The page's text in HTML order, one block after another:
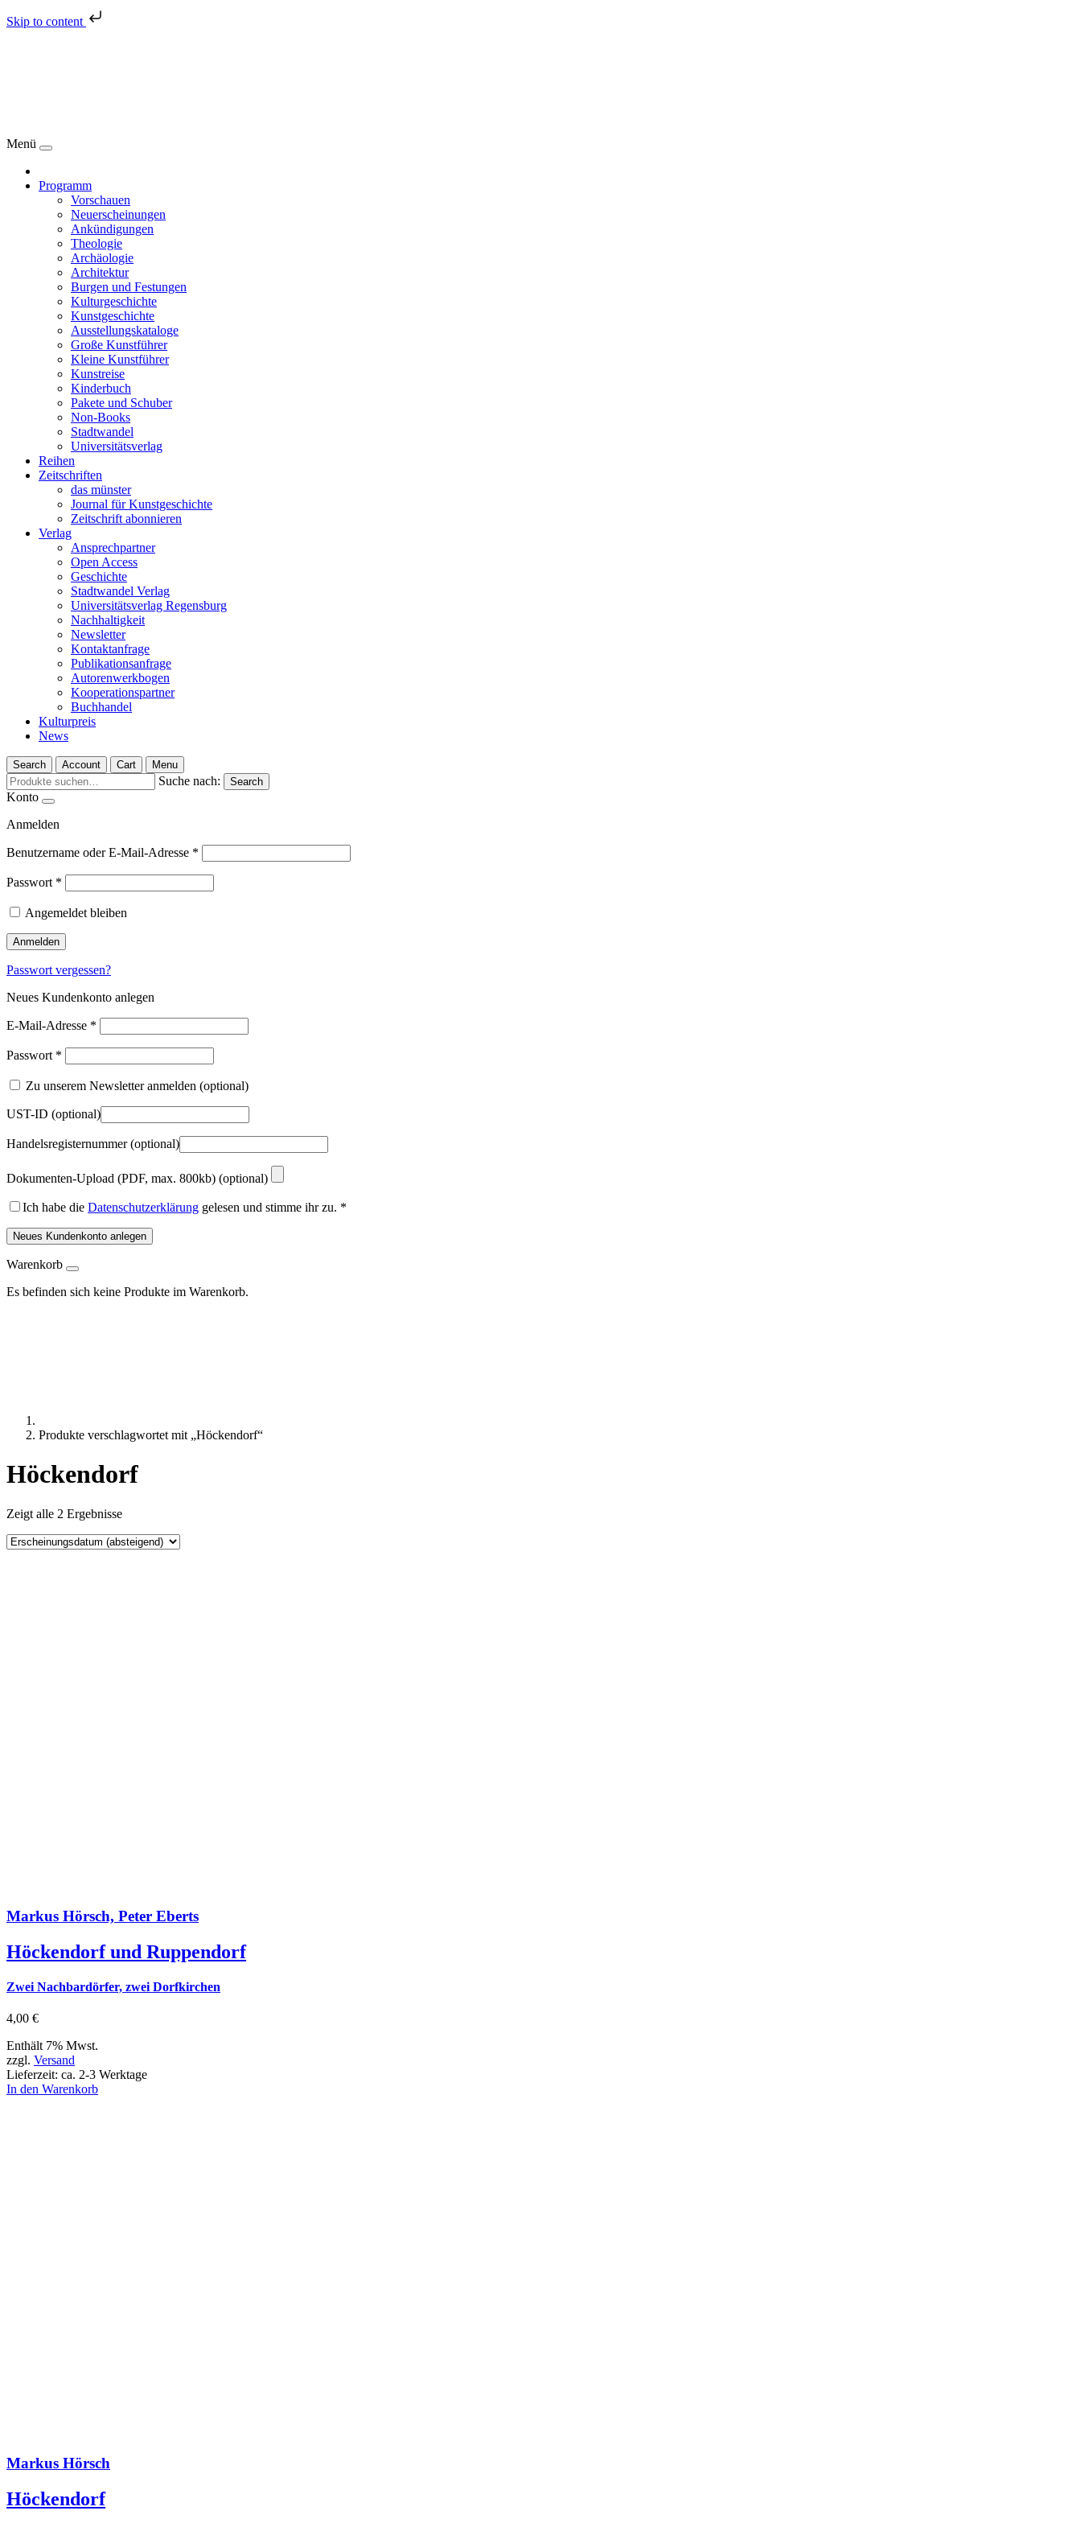
Skip to content
Menü
Programm
Vorschauen
Neuerscheinungen
Ankündigungen
Theologie
Archäologie
Architektur
Burgen und Festungen
Kulturgeschichte
Kunstgeschichte
Ausstellungskataloge
Große Kunstführer
Kleine Kunstführer
Kunstreise
Kinderbuch
Pakete und Schuber
Non-Books
Stadtwandel
Universitätsverlag
Reihen
Zeitschriften
das münster
Journal für Kunstgeschichte
Zeitschrift abonnieren
Verlag
Ansprechpartner
Open Access
Geschichte
Stadtwandel Verlag
Universitätsverlag Regensburg
Nachhaltigkeit
Newsletter
Kontaktanfrage
Publikationsanfrage
Autorenwerkbogen
Kooperationspartner
Buchhandel
Kulturpreis
News
Search Account Cart Menu
Suche nach: Search
Konto
Anmelden
Benutzername oder E-Mail-Adresse *
Passwort *
Angemeldet bleiben
Anmelden
Passwort vergessen?
Neues Kundenkonto anlegen
E-Mail-Adresse *
Passwort *
Zu unserem Newsletter anmelden (optional)
UST-ID (optional)
Handelsregisternummer(optional)
Dokumenten-Upload (PDF, max. 800kb) (optional)
Ich habe die Datenschutzerklärung gelesen und stimme ihr zu. *
Neues Kundenkonto anlegen
Warenkorb
Es befinden sich keine Produkte im Warenkorb.
Produkte verschlagwortet mit „Höckendorf“
Höckendorf
Zeigt alle 2 Ergebnisse
Markus Hörsch, Peter Eberts
Höckendorf und Ruppendorf
Zwei Nachbardörfer, zwei Dorfkirchen
4,00 €
Enthält 7% Mwst.
zzgl. Versand
Lieferzeit: ca. 2-3 Werktage
In den Warenkorb
Markus Hörsch
Höckendorf